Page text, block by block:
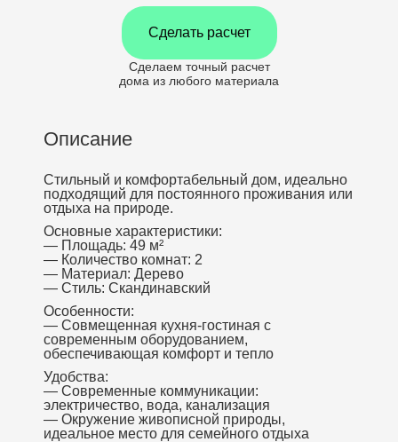
Сделать расчет
Сделаем точный расчет
дома из любого материала
Описание
Стильный и комфортабельный дом, идеально
подходящий для постоянного проживания или
отдыха на природе.
Основные характеристики:
— Площадь: 49 м²
— Количество комнат: 2
— Материал: Дерево
— Стиль: Скандинавский
Особенности:
— Совмещенная кухня-гостиная с
современным оборудованием,
обеспечивающая комфорт и тепло
Удобства:
— Современные коммуникации:
электричество, вода, канализация
— Окружение живописной природы,
идеальное место для семейного отдыха